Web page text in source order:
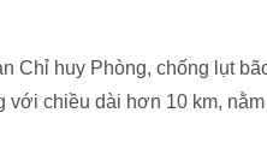
Chỉ huy Phòng, chống lụt
chiều dài hơn 10 km,